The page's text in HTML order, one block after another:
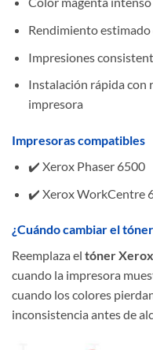
Rendimiento estimado
Impresiones
Instalación rápida con
impresora
Impresoras compatibles
✔️ Xerox Phaser 6500
✔️ Xerox WorkCentre
¿Cuándo cambiar el
Reemplaza el tóner
cuando la impresora
cuando los colores
inconsistencia antes de